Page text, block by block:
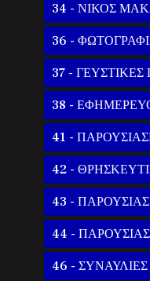
34 - ΝΙΚΟΣ
36 -
37 - ΓΕΥΣΤΙΚΕΣ
38 -
41 -
42 -
43 -
44 -
46 - ΣΥΝΑΥΛΙΕΣ